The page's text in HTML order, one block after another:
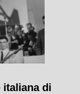
italiana di